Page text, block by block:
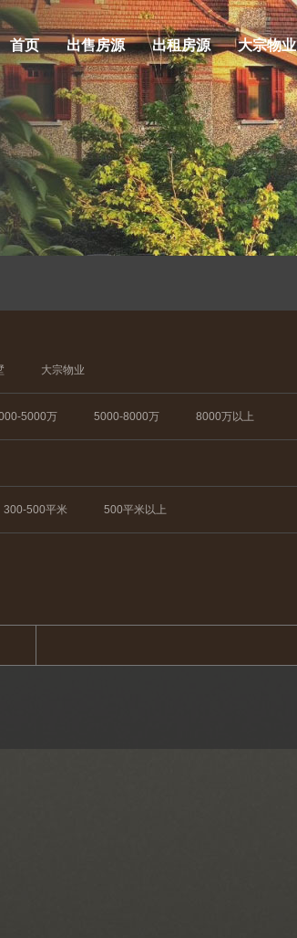
首页 出售房源 出租房源 大宗物业
大宗物业
5000万 5000-8000万 8000万以上
300-500平米 500平米以上